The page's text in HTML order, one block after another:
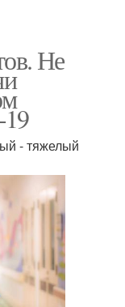
Не
- тяжелый